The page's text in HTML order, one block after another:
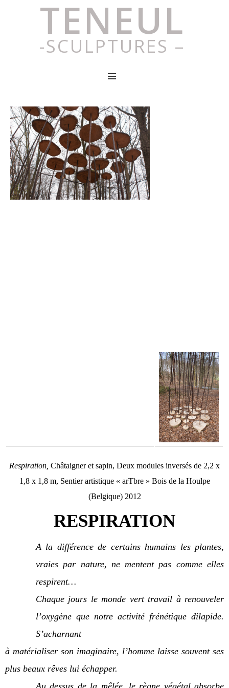
TENEUL
-SCULPTURES –
Respiration, Châtaigner et sapin, Deux modules inversés de 2,2 x
1,8 x 1,8 m, Sentier artistique « arTbre » Bois de la Houlpe
(Belgique) 2012
RESPIRATION
A la différence de certains humains les plantes,
vraies par nature, ne mentent pas comme elles
respirent…
Chaque jours le monde vert travail à renouveler
l’oxygène que notre activité frénétique dilapide.
S’acharnant
à matérialiser son imaginaire, l’homme laisse souvent ses
plus beaux rêves lui échapper.
Au dessus de la mêlée, le règne végétal absorbe